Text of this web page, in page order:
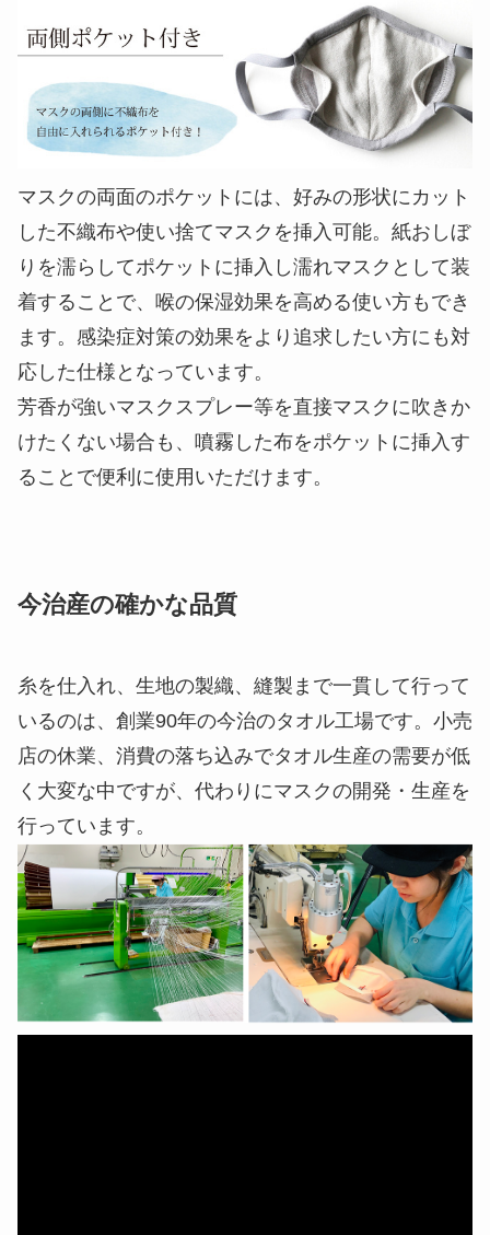
マスクの両面のポケットには、好みの形状にカット
した不織布や使い捨てマスクを挿入可能。紙おしぼ
りを濡らしてポケットに挿入し濡れマスクとして装
着することで、喉の保湿効果を高める使い方もでき
ます。感染症対策の効果をより追求したい方にも対
応した仕様となっています。
芳香が強いマスクスプレー等を直接マスクに吹きか
けたくない場合も、噴霧した布をポケットに挿入す
ることで便利に使用いただけます。
今治産の確かな品質
糸を仕入れ、生地の製織、縫製まで一貫して行って
いるのは、創業90年の今治のタオル工場です。小売
店の休業、消費の落ち込みでタオル生産の需要が低
く大変な中ですが、代わりにマスクの開発・生産を
行っています。